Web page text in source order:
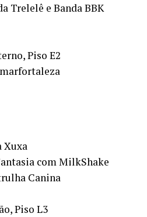
Trelelê e Banda BBK
Piso E2
Xuxa
com MilkShake
Canina
Piso L3